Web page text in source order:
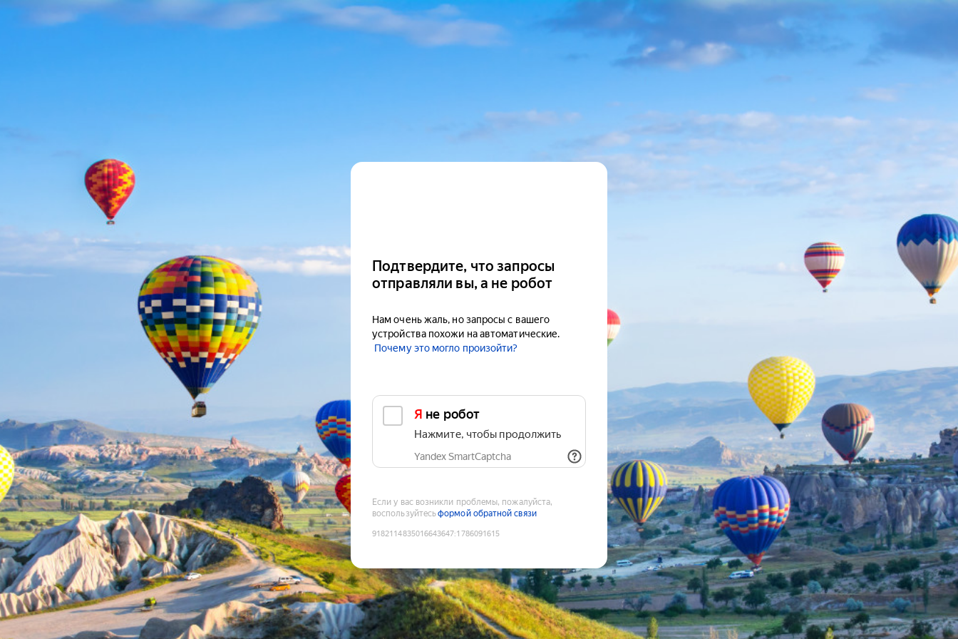
Подтвердите, что запросы
отправляли вы, а не робот
Нам очень жаль, но запросы с вашего
устройства похожи на автоматические.
Почему это могло произойти?
Я не робот
Нажмите, чтобы продолжить
Yandex SmartCaptcha
Если у вас возникли проблемы, пожалуйста,
воспользуйтесьформой обратной связи
9182114835016643647:1786091615